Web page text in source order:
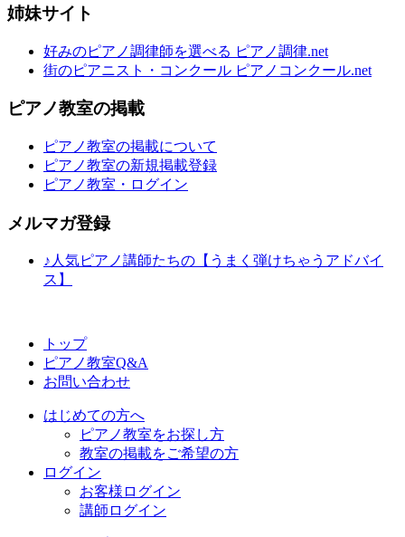
姉妹サイト
好みのピアノ調律師を選べる ピアノ調律.net
街のピアニスト・コンクール ピアノコンクール.net
ピアノ教室の掲載
ピアノ教室の掲載について
ピアノ教室の新規掲載登録
ピアノ教室・ログイン
メルマガ登録
♪人気ピアノ講師たちの【うまく弾けちゃうアドバイ
ス】
トップ
ピアノ教室Q&A
お問い合わせ
はじめての方へ
ピアノ教室をお探し方
教室の掲載をご希望の方
ログイン
お客様ログイン
講師ログイン